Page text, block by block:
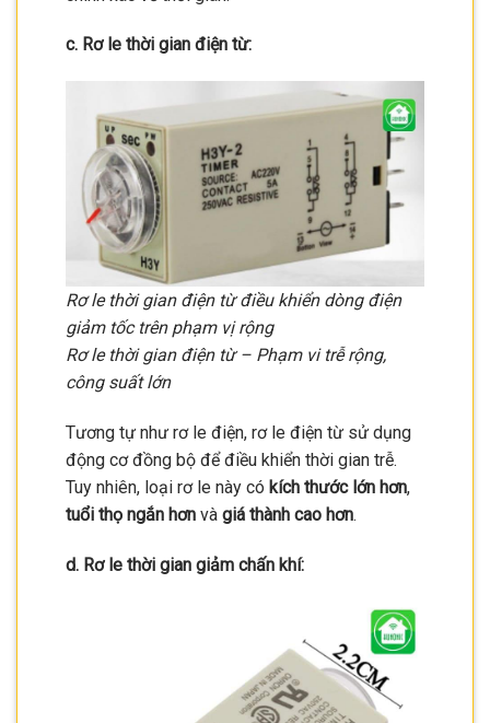
c. Rơ le thời gian điện từ:
Rơ le thời gian điện từ điều khiển dòng điện
giảm tốc trên phạm vị rộng
Rơ le thời gian điện từ – Phạm vi trễ rộng,
công suất lớn
Tương tự như rơ le điện, rơ le điện từ sử dụng
động cơ đồng bộ để điều khiển thời gian trễ.
Tuy nhiên, loại rơ le này có kích thước lớn hơn,
tuổi thọ ngắn hơn và giá thành cao hơn.
d. Rơ le thời gian giảm chấn khí: